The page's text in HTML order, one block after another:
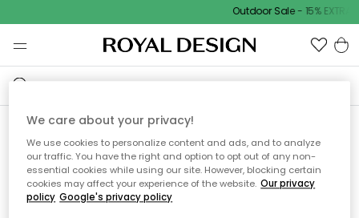
Outdoor Sale - 15% EXTRA
Vi hittar tyvärr inte sidan du
söker
We care about your privacy!
We use cookies to personalize content and ads, and to analyze
our traffic. You have the right and option to opt out of any non-
essential cookies while using our site. However, blocking certain
cookies may affect your experience of the website. Our privacy
policy Google's privacy policy